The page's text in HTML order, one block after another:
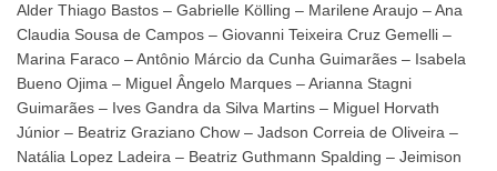
Alder Thiago Bastos – Gabrielle Kölling – Marilene Araujo – Ana
Claudia Sousa de Campos – Giovanni Teixeira Cruz Gemelli –
Marina Faraco – Antônio Márcio da Cunha Guimarães – Isabela
Bueno Ojima – Miguel Ângelo Marques – Arianna Stagni
Guimarães – Ives Gandra da Silva Martins – Miguel Horvath
Júnior – Beatriz Graziano Chow – Jadson Correia de Oliveira –
Natália Lopez Ladeira – Beatriz Guthmann Spalding – Jeimison